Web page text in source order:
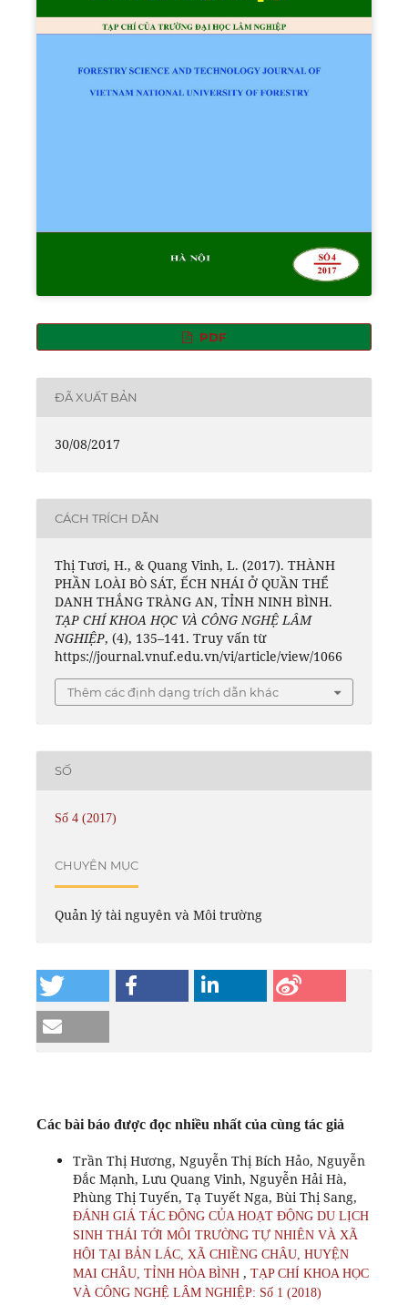
PDF
ĐÃ XUẤT BẢN
30/08/2017
CÁCH TRÍCH DẪN
Thị Tươi, H., & Quang Vinh, L. (2017). THÀNH
PHẦN LOÀI BÒ SÁT, ẾCH NHÁI Ở QUẦN THỂ
DANH THẮNG TRÀNG AN, TỈNH NINH BÌNH.
TẠP CHÍ KHOA HỌC VÀ CÔNG NGHỆ LÂM
NGHIỆP, (4), 135–141. Truy vấn từ
https://journal.vnuf.edu.vn/vi/article/view/1066
Thêm các định dạng trích dẫn khác
SỐ
Số 4 (2017)
CHUYÊN MỤC
Quản lý tài nguyên và Môi trường
Các bài báo được đọc nhiều nhất của cùng tác giả
Trần Thị Hương, Nguyễn Thị Bích Hảo, Nguyễn
Đắc Mạnh, Lưu Quang Vinh, Nguyễn Hải Hà,
Phùng Thị Tuyến, Tạ Tuyết Nga, Bùi Thị Sang,
ĐÁNH GIÁ TÁC ĐỘNG CỦA HOẠT ĐỘNG DU LỊCH
SINH THÁI TỚI MÔI TRƯỜNG TỰ NHIÊN VÀ XÃ
HỘI TẠI BẢN LÁC, XÃ CHIỀNG CHÂU, HUYỆN
MAI CHÂU, TỈNH HÒA BÌNH , TẠP CHÍ KHOA HỌC
VÀ CÔNG NGHỆ LÂM NGHIỆP: Số 1 (2018)